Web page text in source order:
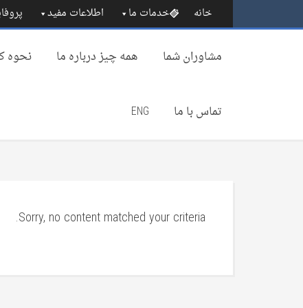
خانه خدمات ما اطلاعات مفید
مشاوران شما همه چیز درباره‌ ما نحوه
تماس با ما ENG
Sorry, no content matched your criteria.